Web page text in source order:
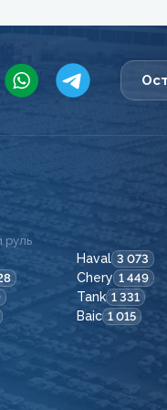
руль
Haval 3 073
Chery 1 449
Tank 1 331
Baic 1 015